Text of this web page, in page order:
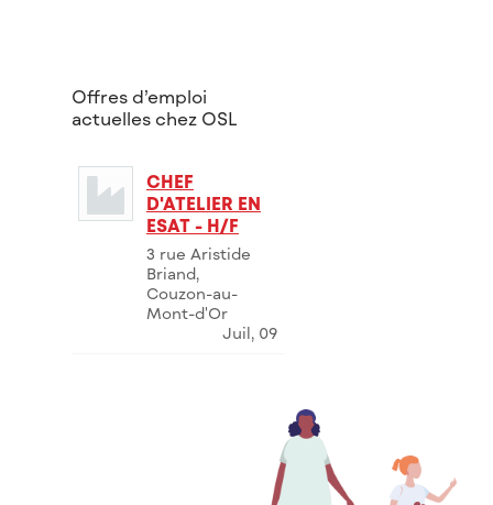
Offres d’emploi
actuelles chez OSL
CHEF
D'ATELIER EN
ESAT - H/F
3 rue Aristide
Briand,
Couzon-au-
Mont-d'Or
Juil, 09